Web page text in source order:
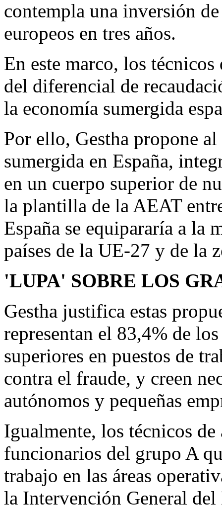
contempla una inversión
europeos en tres años.
En este marco, los
del diferencial de
la economía sumergida
Por ello, Gestha propone
sumergida en España,
en un cuerpo superior de
la plantilla de la AEAT
España se equipararía a la
países de la UE-27 y de la
'LUPA' SOBRE LOS
Gestha justifica estas
representan el 83,4% de
superiores en puestos de
contra el fraude, y creen
autónomos y pequeñas
Igualmente, los técnicos
funcionarios del grupo A
trabajo en las áreas
la Intervención General